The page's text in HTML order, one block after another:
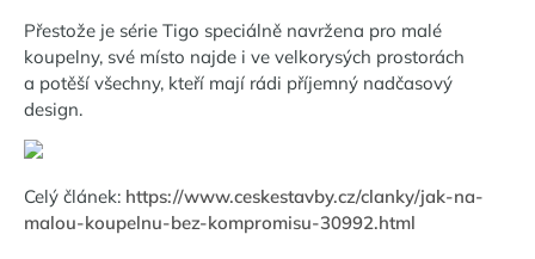
Přestože je série Tigo speciálně navržena pro malé
koupelny, své místo najde i ve velkorysých prostorách
a potěší všechny, kteří mají rádi příjemný nadčasový
design.
Celý článek: https://www.ceskestavby.cz/clanky/jak-na-
malou-koupelnu-bez-kompromisu-30992.html